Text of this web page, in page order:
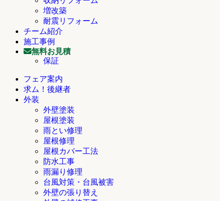
増改築
耐震リフォーム
チーム紹介
施工事例
無料お見積
保証
フェア案内
求ム！後継者
外装
外壁塗装
屋根塗装
雨とい修理
屋根修理
屋根カバー工法
防水工事
雨漏り修理
台風対策・台風被害
外壁の張り替え